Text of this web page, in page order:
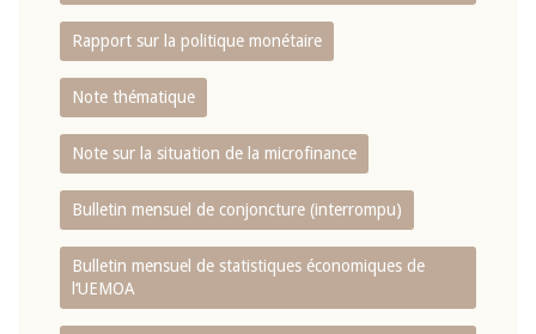
Rapport sur la politique monétaire
Note thématique
Note sur la situation de la microfinance
Bulletin mensuel de conjoncture (interrompu)
Bulletin mensuel de statistiques économiques de
l‘UEMOA